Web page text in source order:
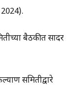
2024).
बैठकीत सादर
समितीद्वारे